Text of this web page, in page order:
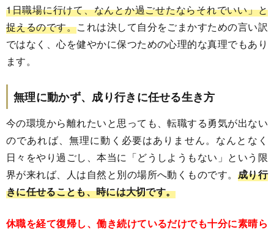
1日職場に行けて、なんとか過ごせたならそれでいい」と
捉えるのです。これは決して自分をごまかすための言い訳
ではなく、心を健やかに保つための心理的な真理でもあり
ます。
無理に動かず、成り行きに任せる生き方
今の環境から離れたいと思っても、転職する勇気が出ない
のであれば、無理に動く必要はありません。なんとなく
日々をやり過ごし、本当に「どうしようもない」という限
界が来れば、人は自然と別の場所へ動くものです。 成り行
きに任せることも、時には大切です。
休職を経て復帰し、働き続けているだけでも十分に素晴ら